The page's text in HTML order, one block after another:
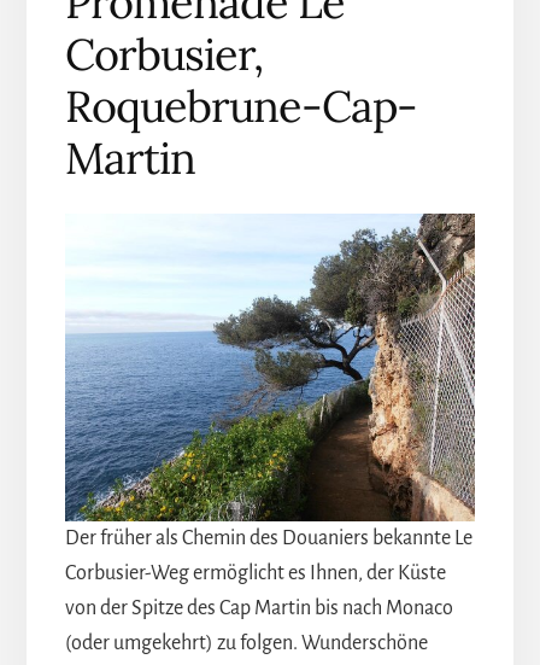
Corbusier,
Roquebrune-Cap-
Martin
Der früher als Chemin des Douaniers bekannte Le
Corbusier-Weg ermöglicht es Ihnen, der Küste
von der Spitze des Cap Martin bis nach Monaco
(oder umgekehrt) zu folgen. Wunderschöne